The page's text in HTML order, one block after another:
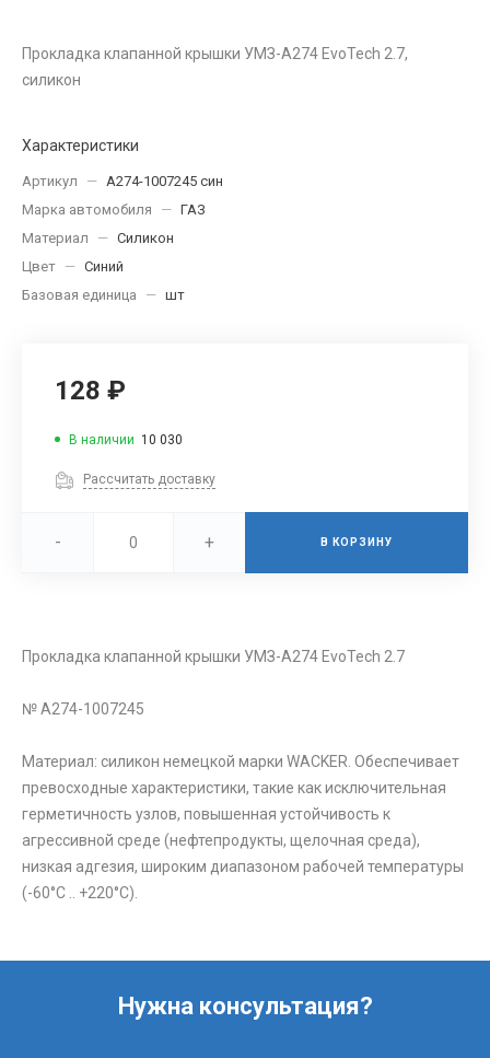
Прокладка клапанной крышки УМЗ-А274 EvoTech 2.7,
силикон
Характеристики
Артикул — A274-1007245 син
Марка автомобиля
— ГАЗ
Материал
— Силикон
Цвет — Синий
Базовая единица
— шт
128 ₽
В наличии 10 030
Рассчитать доставку
- + В КОРЗИНУ
Прокладка клапанной крышки УМЗ-А274 EvoTech 2.7
№ A274-1007245
Материал: силикон немецкой марки WACKER. Обеспечивает
превосходные характеристики, такие как исключительная
герметичность узлов, повышенная устойчивость к
агрессивной среде (нефтепродукты, щелочная среда),
низкая адгезия, широким диапазоном рабочей температуры
(-60°C .. +220°C).
Нужна консультация?